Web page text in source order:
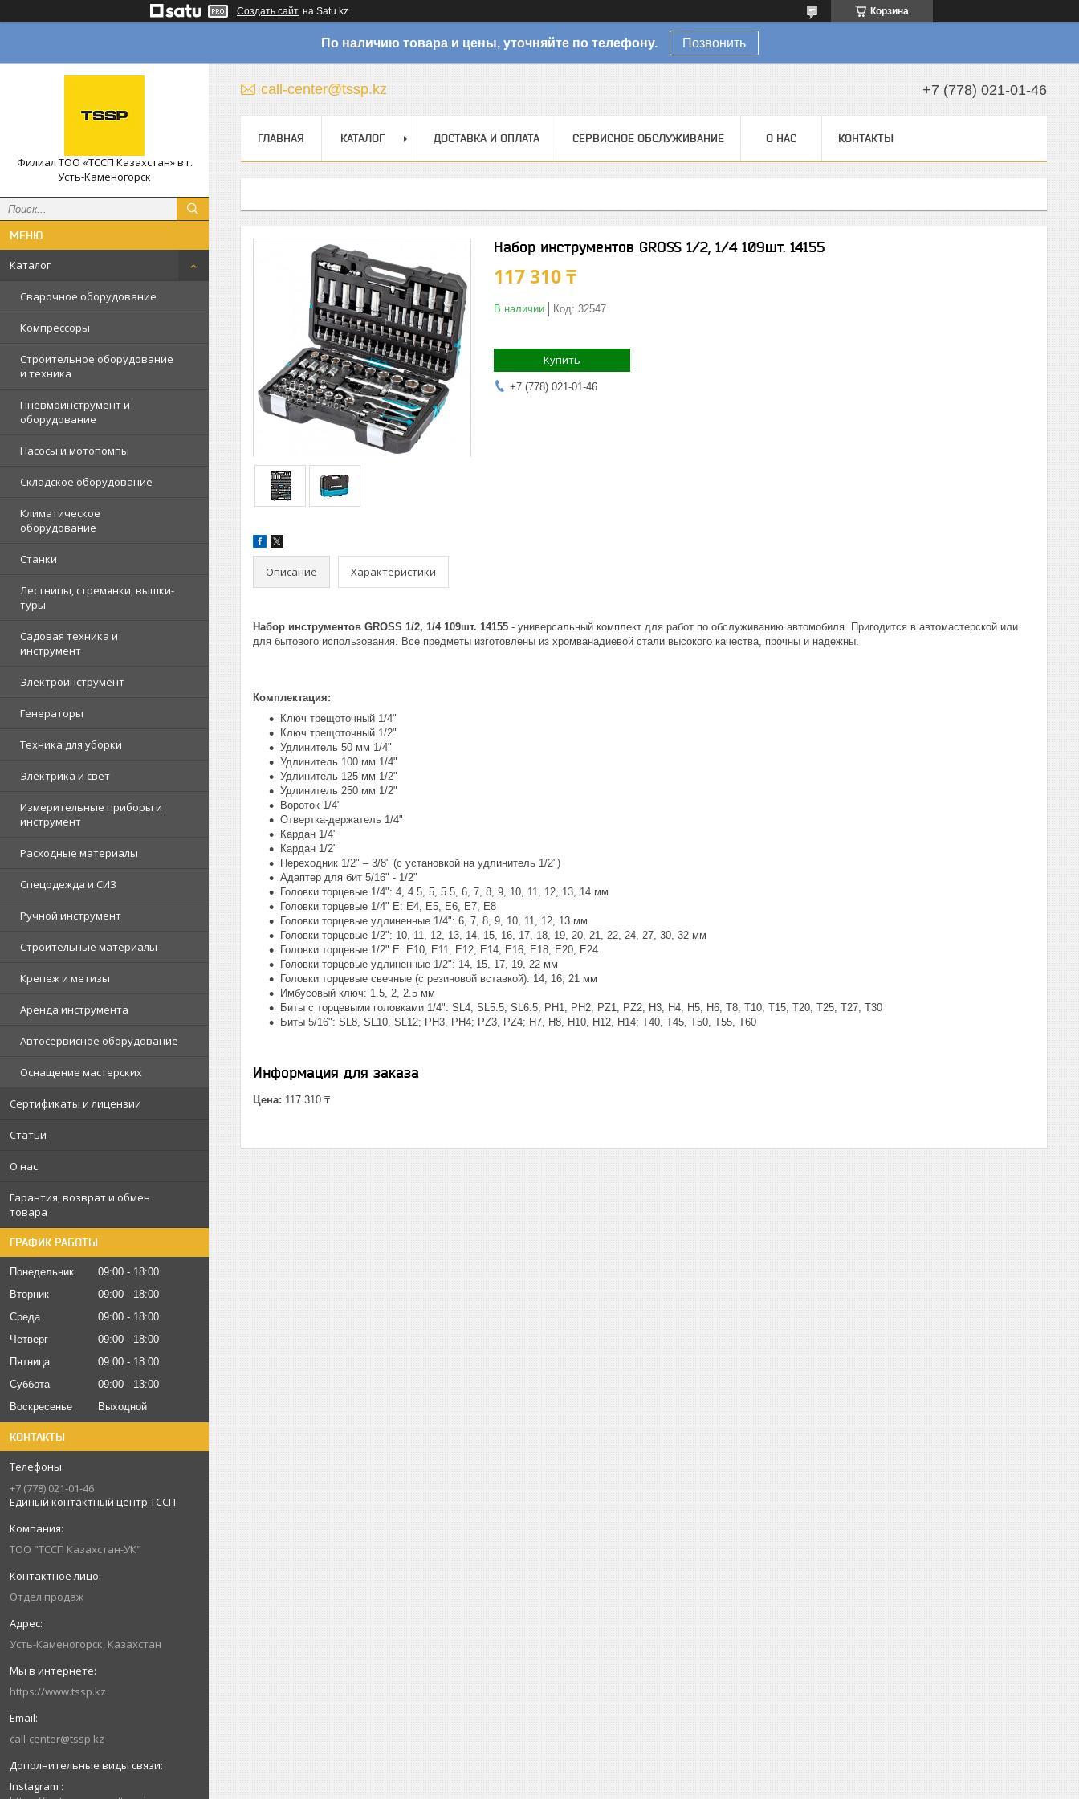
Создать сайт на Satu.kz Корзина
По наличию товара и цены, уточняйте по телефону. Позвонить
Филиал ТОО «ТССП Казахстан» в г.
Усть-Каменогорск
Каталог
Сварочное оборудование
Компрессоры
Строительное оборудование
и техника
Пневмоинструмент и
оборудование
Насосы и мотопомпы
Складское оборудование
Климатическое
оборудование
Станки
Лестницы, стремянки, вышки-
туры
Садовая техника и
инструмент
Электроинструмент
Генераторы
Техника для уборки
Электрика и свет
Измерительные приборы и
инструмент
Расходные материалы
Спецодежда и СИЗ
Ручной инструмент
Строительные материалы
Крепеж и метизы
Аренда инструмента
Автосервисное оборудование
Оснащение мастерских
Сертификаты и лицензии
Статьи
О нас
Гарантия, возврат и обмен
товара
ГРАФИК РАБОТЫ
Понедельник 09:00
18:00
Вторник
09:00
18:00
Среда
09:00
18:00
Четверг
09:00
18:00
Пятница
09:00
18:00
Суббота
09:00
13:00
Воскресенье
Выходной
КОНТАКТЫ
+7 (778) 021-01-46
Единый контактный центр ТССП
ТОО "ТССП Казахстан-УК"
Отдел продаж
Усть-Каменогорск, Казахстан
https://www.tssp.kz
call-center@tssp.kz
Instagram
call-center@tssp.kz +7 (778) 021-01-46
ГЛАВНАЯ КАТАЛОГ ДОСТАВКА И ОПЛАТА СЕРВИСНОЕ ОБСЛУЖИВАНИЕ О НАС КОНТАКТЫ
Набор инструментов GROSS 1/2, 1/4 109шт. 14155
117 310 ₸
В наличии Код: 32547
Купить
+7 (778) 021-01-46
Описание Характеристики
Набор инструментов GROSS 1/2, 1/4 109шт. 14155 - универсальный комплект для работ по обслуживанию автомобиля. Пригодится в автомастерской или
для бытового использования. Все предметы изготовлены из хромванадиевой стали высокого качества, прочны и надежны.
Комплектация:
Ключ трещоточный 1/4"
Ключ трещоточный 1/2"
Удлинитель 50 мм 1/4"
Удлинитель 100 мм 1/4"
Удлинитель 125 мм 1/2"
Удлинитель 250 мм 1/2"
Вороток 1/4"
Отвертка-держатель 1/4"
Кардан 1/4"
Кардан 1/2"
Переходник 1/2" – 3/8" (с установкой на удлинитель 1/2")
Адаптер для бит 5/16" - 1/2"
Головки торцевые 1/4": 4, 4.5, 5, 5.5, 6, 7, 8, 9, 10, 11, 12, 13, 14 мм
Головки торцевые 1/4" Е: Е4, Е5, Е6, Е7, Е8
Головки торцевые удлиненные 1/4": 6, 7, 8, 9, 10, 11, 12, 13 мм
Головки торцевые 1/2": 10, 11, 12, 13, 14, 15, 16, 17, 18, 19, 20, 21, 22, 24, 27, 30, 32 мм
Головки торцевые 1/2" Е: Е10, Е11, Е12, Е14, Е16, Е18, Е20, Е24
Головки торцевые удлиненные 1/2": 14, 15, 17, 19, 22 мм
Головки торцевые свечные (с резиновой вставкой): 14, 16, 21 мм
Имбусовый ключ: 1.5, 2, 2.5 мм
Биты с торцевыми головками 1/4": SL4, SL5.5, SL6.5; PH1, PH2; PZ1, PZ2; H3, H4, H5, H6; Т8, Т10, Т15, Т20, Т25, Т27, Т30
Биты 5/16": SL8, SL10, SL12; PH3, PH4; PZ3, PZ4; H7, H8, H10, H12, Н14; T40, Т45, Т50, Т55, Т60
Информация для заказа
Цена: 117 310 ₸